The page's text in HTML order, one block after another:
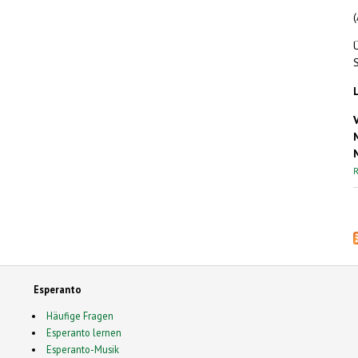
Esperanto
Häufige Fragen
Esperanto lernen
Esperanto-Musik